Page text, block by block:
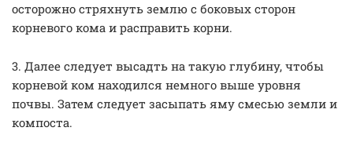
осторожно стряхнуть землю с боковых сторон
корневого кома и расправить корни.
3. Далее следует высадть на такую глубину, чтобы
корневой ком находился немного выше уровня
почвы. Затем следует засыпать яму смесью земли и
компоста.